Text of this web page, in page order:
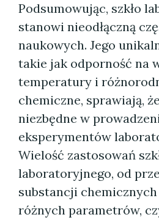
Podsumowując, szkło
stanowi nieodłączną
naukowych. Jego
takie jak odporność na
temperatury i
chemiczne, sprawiają,
niezbędne w
eksperymentów
Wielość zastosowań
laboratoryjnego, od
substancji
różnych parametrów,